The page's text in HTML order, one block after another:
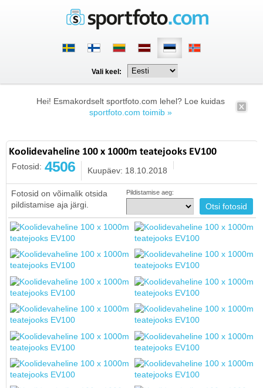
Vali keel:
Hei! Esmakordselt sportfoto.com lehel? Loe kuidas
sportfoto.com toimib »
Koolidevaheline 100 x 1000m teatejooks EV100
Fotosid: 4506 Kuupäev: 18.10.2018
Fotosid on võimalik otsida
pildistamise aja järgi.
Pildistamise aeg: